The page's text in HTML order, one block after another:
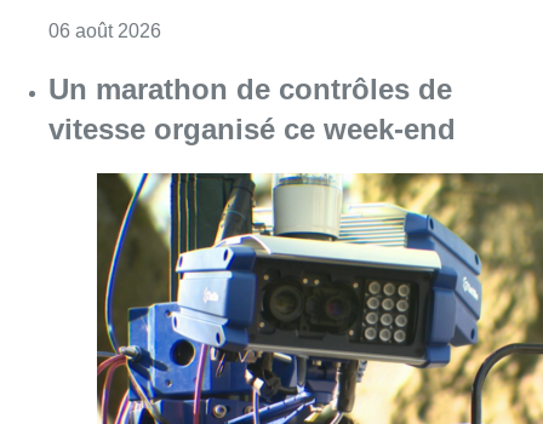
06 août 2026
Un marathon de contrôles de
vitesse organisé ce week-end